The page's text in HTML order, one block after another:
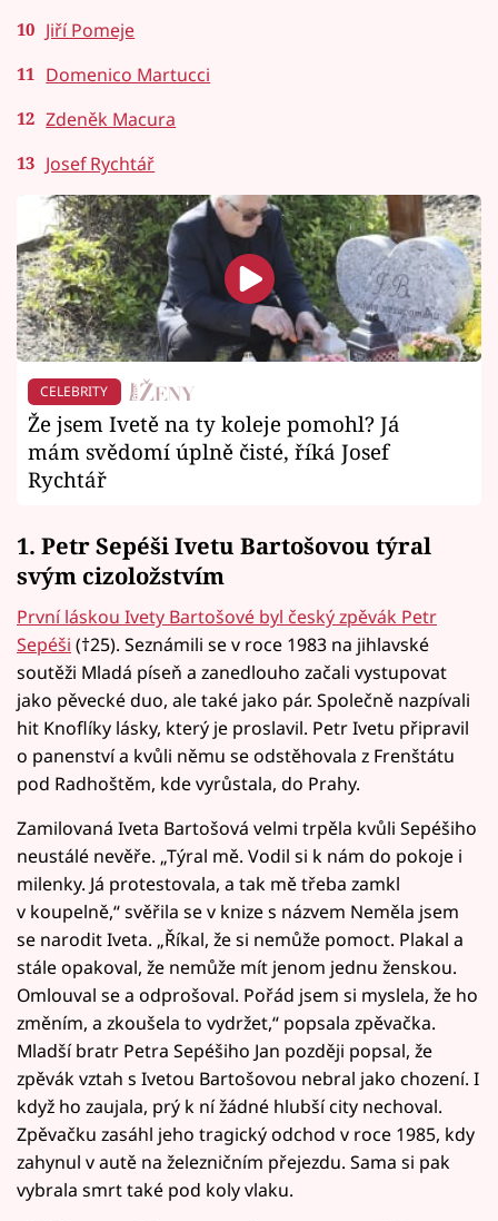
Jiří Pomeje
Domenico Martucci
Zdeněk Macura
Josef Rychtář
CELEBRITY
Že jsem Ivetě na ty koleje pomohl? Já
mám svědomí úplně čisté, říká Josef
Rychtář
1. Petr Sepéši Ivetu Bartošovou týral
svým cizoložstvím
První láskou Ivety Bartošové byl český zpěvák Petr
Sepéši (†25). Seznámili se v roce 1983 na jihlavské
soutěži Mladá píseň a zanedlouho začali vystupovat
jako pěvecké duo, ale také jako pár. Společně nazpívali
hit Knoflíky lásky, který je proslavil. Petr Ivetu připravil
o panenství a kvůli němu se odstěhovala z Frenštátu
pod Radhoštěm, kde vyrůstala, do Prahy.
Zamilovaná Iveta Bartošová velmi trpěla kvůli Sepéšiho
neustálé nevěře. „Týral mě. Vodil si k nám do pokoje i
milenky. Já protestovala, a tak mě třeba zamkl
v koupelně,“ svěřila se v knize s názvem Neměla jsem
se narodit Iveta. „Říkal, že si nemůže pomoct. Plakal a
stále opakoval, že nemůže mít jenom jednu ženskou.
Omlouval se a odprošoval. Pořád jsem si myslela, že ho
změním, a zkoušela to vydržet,“ popsala zpěvačka.
Mladší bratr Petra Sepéšiho Jan později popsal, že
zpěvák vztah s Ivetou Bartošovou nebral jako chození. I
když ho zaujala, prý k ní žádné hlubší city nechoval.
Zpěvačku zasáhl jeho tragický odchod v roce 1985, kdy
zahynul v autě na železničním přejezdu. Sama si pak
vybrala smrt také pod koly vlaku.